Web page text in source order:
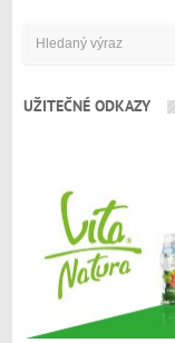
UŽITEČNÉ ODKAZY